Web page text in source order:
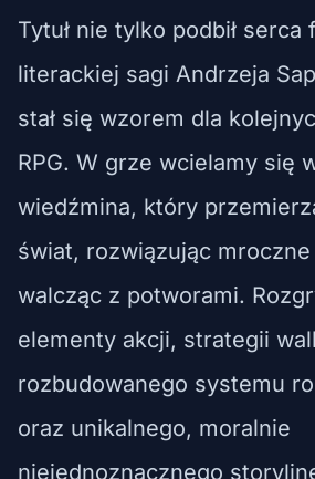
Tytuł nie tylko podbił serca
literackiej sagi Andrzeja
stał się wzorem dla
RPG. W grze wcielamy się
wiedźmina, który
świat, rozwiązując
walcząc z potworami.
elementy akcji, strategii
rozbudowanego systemu
oraz unikalnego, moralnie
niejednoznacznego